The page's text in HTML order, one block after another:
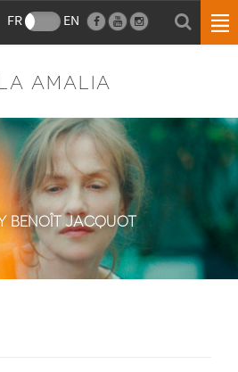
FR EN
AMALIA
BENOÎT JACQUOT